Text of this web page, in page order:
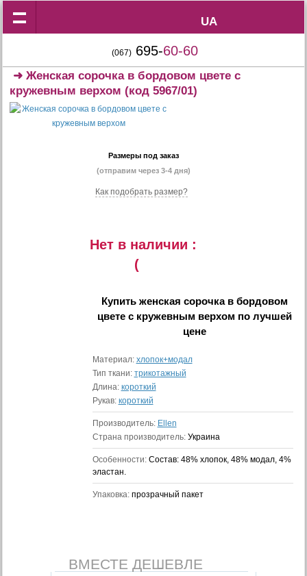
UA
UA
(067) 695-60-60
➜Женская сорочка в бордовом цвете с
кружевным верхом (код 5967/01)
Размеры под заказ
(отправим через 3-4 дня)
Как подобрать размер?
Нет в наличии :
(
Купить женская сорочка в бордовом
цвете с кружевным верхом по лучшей
цене
Материал: хлопок+модал
Тип ткани: трикотажный
Длина: короткий
Рукав: короткий
Производитель: Ellen
Страна производитель: Украина
Особенности: Состав: 48% хлопок, 48% модал, 4%
эластан.
Упаковка: прозрачный пакет
ВМЕСТЕ ДЕШЕВЛЕ